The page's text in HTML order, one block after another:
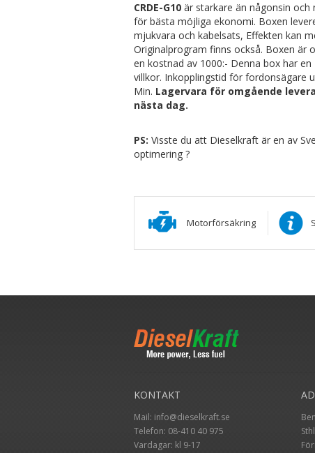
CRDE-G10 är starkare än någonsin
för bästa möjliga ekonomi. Boxen
mjukvara och kabelsats, Effekten kan
Originalprogram finns också. Boxen är
en kostnad av 1000:- Denna box har
villkor. Inkopplingstid för fordonsägare
Min. Lagervara för omgående
nästa dag.
PS: Visste du att Dieselkraft är en av
optimering ?
Motorförsäkring
KONTAKT
Mail: info@dieselkraft.se
Telefon: 08-410 40 975
Vardagar: kl 9-17